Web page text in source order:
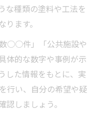
な種類の塗料や工法を
ます。
○○件」「公共施設や
体的な数字や事例が示
した情報をもとに、実
行い、自分の希望や疑
しましょう。